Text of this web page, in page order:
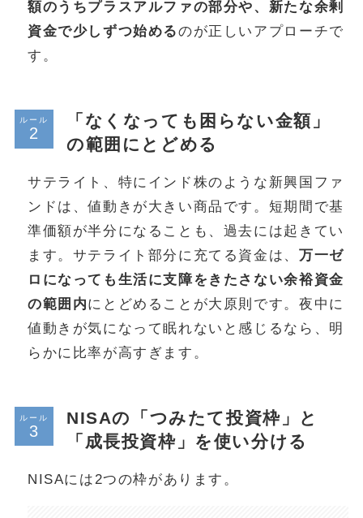
額のうちプラスアルファの部分や、新たな余剰
資金で少しずつ始めるのが正しいアプローチで
す。
ルール
「なくなっても困らない金額」
の範囲にとどめる
サテライト、特にインド株のような新興国ファ
ンドは、値動きが大きい商品です。短期間で基
準価額が半分になることも、過去には起きてい
ます。サテライト部分に充てる資金は、 万一ゼ
ロになっても生活に支障をきたさない余裕資金
の範囲内にとどめることが大原則です。夜中に
値動きが気になって眠れないと感じるなら、明
らかに比率が高すぎます。
ルール
NISAの「つみたて投資枠」と
「成長投資枠」を使い分ける
NISAには2つの枠があります。